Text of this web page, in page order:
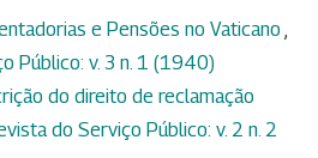
e Pensões no Vaticano ,
Público: v. 3 n. 1 (1940)
do direito de reclamação
do Serviço Público: v. 2 n. 2